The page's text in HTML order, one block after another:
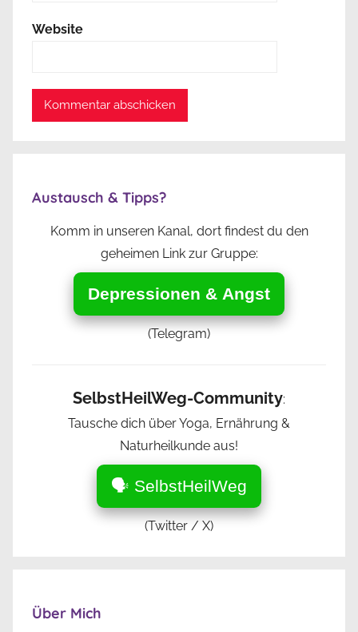
Website
Austausch & Tipps?
Komm in unseren Kanal, dort findest du den
geheimen Link zur Gruppe:
Depressionen & Angst
(Telegram)
SelbstHeilWeg-Community:
Tausche dich über Yoga, Ernährung &
Naturheilkunde aus!
🗣️ SelbstHeilWeg
(Twitter / X)
Über Mich